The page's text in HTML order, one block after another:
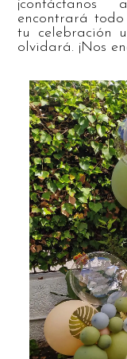
encontrará
tu celebración
olvidará. ¡Nos